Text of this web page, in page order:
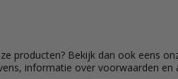
producten? Bekijk dan ook eens
informatie over voorwaarden